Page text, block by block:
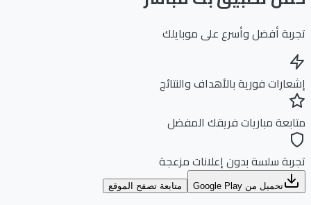
أفضل وأسرع على موبايلك
فورية بالأهداف والنتائج
مباريات فريقك المفضل
سلسة بدون إعلانات مزعجة
تحميل من Google Play متابعة تصفح الموقع